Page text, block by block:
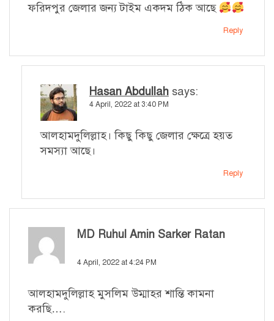
ফরিদপুর জেলার জন্য টাইম একদম ঠিক আছে
Reply
Hasan Abdullah says:
4 April, 2022 at 3:40 PM
আলহামদুলিল্লাহ। কিছু কিছু জেলার ক্ষেত্রে হয়ত
সমস্যা আছে।
Reply
MD Ruhul Amin Sarker Ratan
says:
4 April, 2022 at 4:24 PM
আলহামদুলিল্লাহ মুসলিম উম্মাহর শান্তি কামনা
করছি….